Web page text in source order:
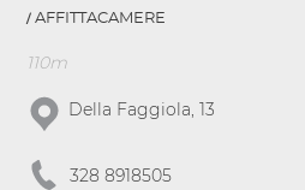
AFFITTACAMERE
110m
Della Faggiola, 13
328 8918505